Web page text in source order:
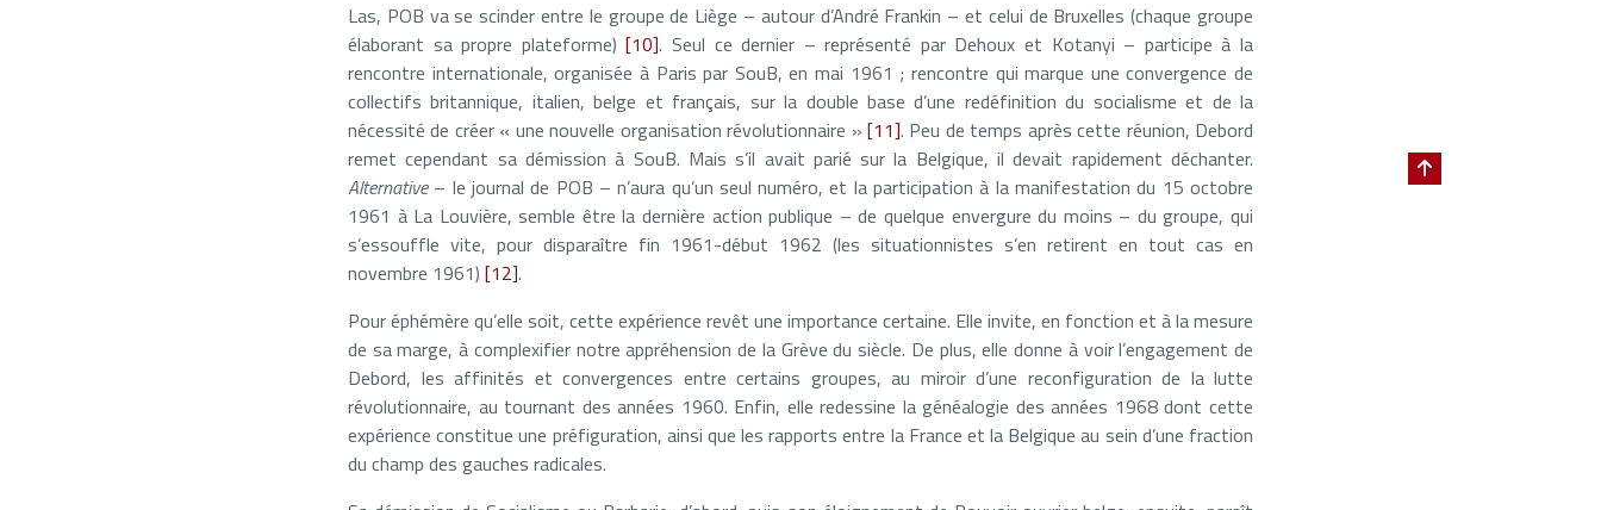
Las, POB va se scinder entre le groupe de Liège – autour d’André Frankin – et celui de Bruxelles (chaque groupe
élaborant sa propre plateforme)[10]. Seul ce dernier – représenté par Dehoux et Kotanyi – participe à la
rencontre internationale, organisée à Paris par SouB, en mai 1961 ; rencontre qui marque une convergence de
collectifs britannique, italien, belge et français, sur la double base d’une redéfinition du socialisme et de la
nécessité de créer « une nouvelle organisation révolutionnaire » [11]. Peu de temps après cette réunion, Debord
remet cependant sa démission à SouB. Mais s’il avait parié sur la Belgique, il devait rapidement déchanter.
Alternative – le journal de POB – n’aura qu’un seul numéro, et la participation à la manifestation du 15 octobre
1961 à La Louvière, semble être la dernière action publique – de quelque envergure du moins – du groupe, qui
s’essouffle vite, pour disparaître fin 1961-début 1962 (les situationnistes s’en retirent en tout cas en
novembre 1961) [12].
Pour éphémère qu’elle soit, cette expérience revêt une importance certaine. Elle invite, en fonction et à la mesure
de sa marge, à complexifier notre appréhension de la Grève du siècle. De plus, elle donne à voir l’engagement de
Debord, les affinités et convergences entre certains groupes, au miroir d’une reconfiguration de la lutte
révolutionnaire, au tournant des années 1960. Enfin, elle redessine la généalogie des années 1968 dont cette
expérience constitue une préfiguration, ainsi que les rapports entre la France et la Belgique au sein d’une fraction
du champ des gauches radicales.